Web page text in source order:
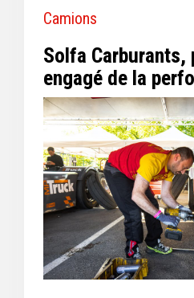
Camions
Solfa Carburants,
engagé de la